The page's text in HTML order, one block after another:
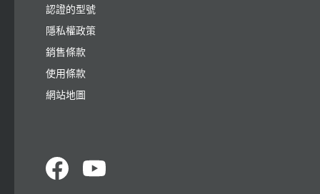
認證的型號
隱私權政策
銷售條款
使用條款
網站地圖